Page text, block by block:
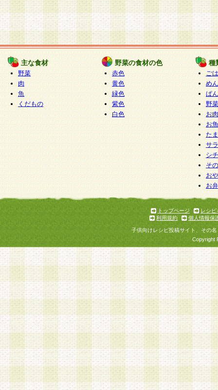
主な食材
野菜
肉
魚
くだもの
野菜の食材の色
赤色
黄色
緑色
紫色
白色
種
ご
めん
ぱん
野
お
お
た
サ
シ
そ
お
お
トップページ
レシピ
利用規約
個人情報保
子供向けレシピ投稿サイト、その
Copyright